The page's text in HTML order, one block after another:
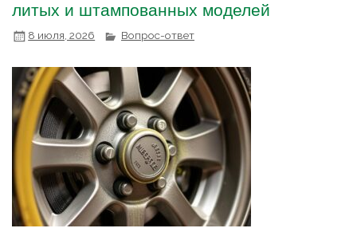
литых и штампованных моделей
8 июля, 2026 Вопрос-ответ